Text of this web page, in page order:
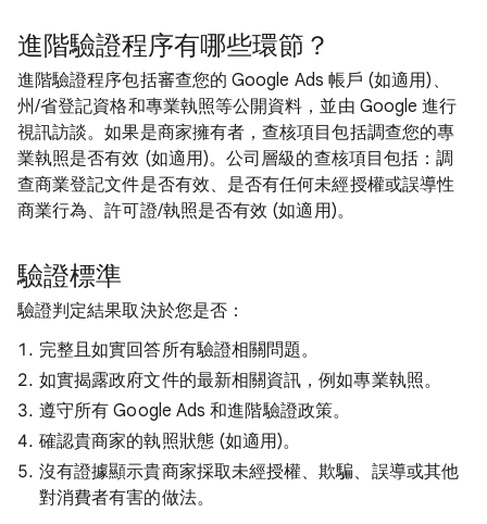
進階驗證程序有哪些環節？
進階驗證程序包括審查您的 Google Ads 帳戶 (如適用)、
州/省登記資格和專業執照等公開資料，並由 Google 進行
視訊訪談。如果是商家擁有者，查核項目包括調查您的專
業執照是否有效 (如適用)。公司層級的查核項目包括：調
查商業登記文件是否有效、是否有任何未經授權或誤導性
商業行為、許可證/執照是否有效 (如適用)。
驗證標準
驗證判定結果取決於您是否：
完整且如實回答所有驗證相關問題。
如實揭露政府文件的最新相關資訊，例如專業執照。
遵守所有 Google Ads 和進階驗證政策。
確認貴商家的執照狀態 (如適用)。
沒有證據顯示貴商家採取未經授權、欺騙、誤導或其他
對消費者有害的做法。